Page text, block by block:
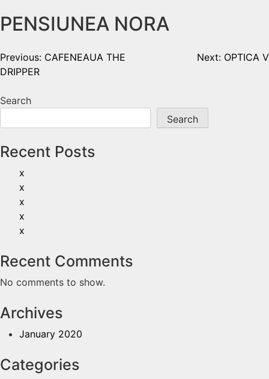
PENSIUNEA NORA
Previous: CAFENEAUA THE
DRIPPER
Next: OPTICA V
Search
Search
Recent Posts
x
x
x
x
x
Recent Comments
No comments to show.
Archives
January 2020
Categories